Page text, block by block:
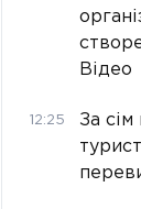
Відео
12:25
За сім